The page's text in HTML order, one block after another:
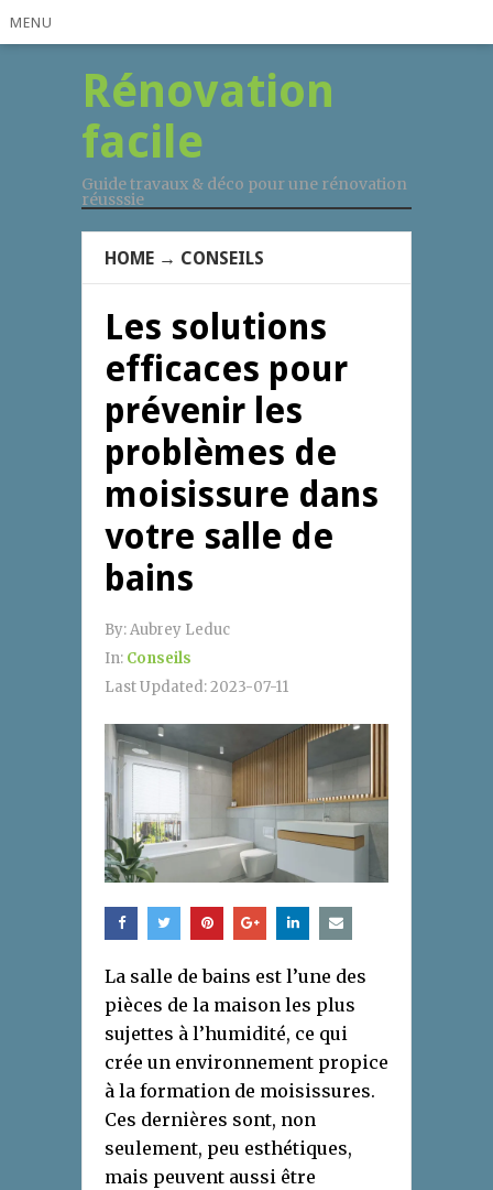
MENU
Rénovation
facile
Guide travaux & déco pour une rénovation
réusssie
HOME → CONSEILS
Les solutions
efficaces pour
prévenir les
problèmes de
moisissure dans
votre salle de
bains
By:Aubrey Leduc
In: Conseils
Last Updated:2023-07-11
La salle de bains est l’une des
pièces de la maison les plus
sujettes à l’humidité, ce qui
crée un environnement propice
à la formation de moisissures.
Ces dernières sont, non
seulement, peu esthétiques,
mais peuvent aussi être